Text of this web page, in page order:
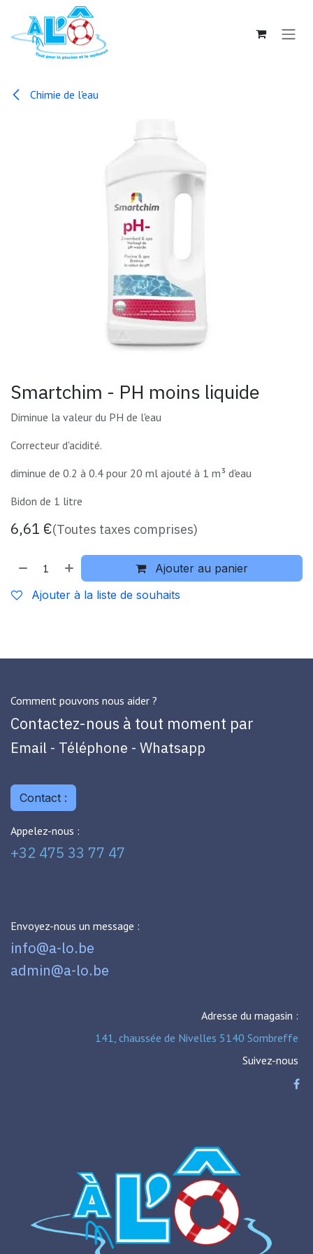
Se rendre au contenu
Chimie de l'eau
Smartchim - PH moins liquide
Diminue la valeur du PH de l'eau
Correcteur d'acidité.
diminue de 0.2 à 0.4 pour 20 ml ajouté à 1 m³ d'eau
Bidon de 1 litre
6,61 €(Toutes taxes comprises)
Ajouter au panier
Ajouter à la liste de souhaits
Comment pouvons nous aider ?
Contactez-nous à tout moment par
Email - Téléphone - Whatsapp
Contact :
Appelez-nous :
+32 475 33 77 47
Envoyez-nous un message :
info@a-lo.be
admin@a-lo.be
Adresse du magasin :
141, chaussée de Nivelles 5140 Sombreffe
Suivez-nous